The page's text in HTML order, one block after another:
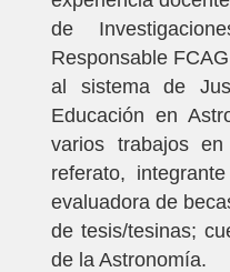
de
Responsable
al sistema de
Educación en
varios trabajos
referato,
evaluadora de
de tesis/tesinas;
de la Astronomía.